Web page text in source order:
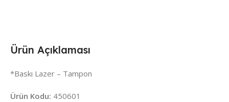
Ürün Açıklaması
*Baskı Lazer – Tampon
Ürün Kodu: 450601